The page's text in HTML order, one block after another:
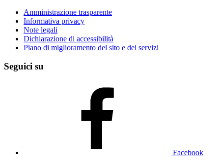
Amministrazione trasparente
Informativa privacy
Note legali
Dichiarazione di accessibilità
Piano di miglioramento del sito e dei servizi
Seguici su
Facebook